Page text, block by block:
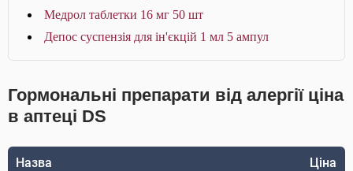
Медрол таблетки 16 мг 50 шт
Депос суспензія для ін'єкцій 1 мл 5 ампул
Гормональні препарати від алергії ціна
в аптеці DS
Назва Ціна